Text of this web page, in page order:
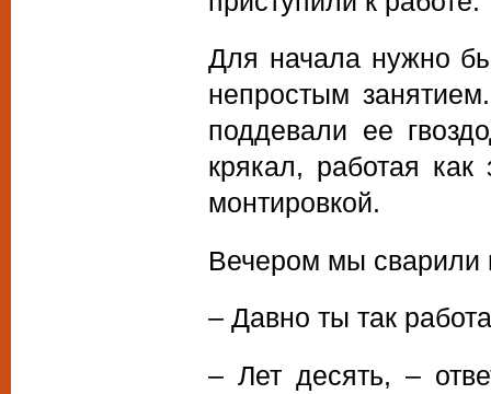
Для начала нужно
непростым
поддевали ее
крякал, работая как
монтировкой.
Вечером мы сварили
– Давно ты так
– Лет десять, –